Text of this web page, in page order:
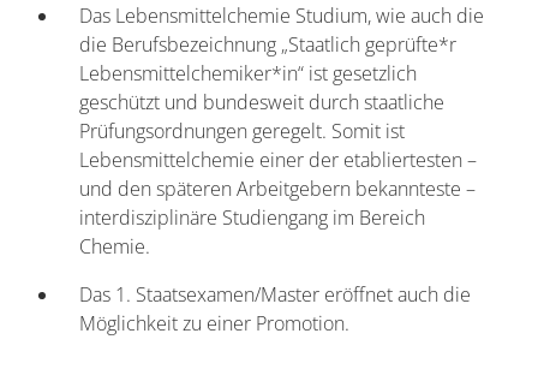
Das Lebensmittelchemie Studium, wie auch die
die Berufsbezeichnung „Staatlich geprüfte*r
Lebensmittelchemiker*in“ ist gesetzlich
geschützt und bundesweit durch staatliche
Prüfungsordnungen geregelt. Somit ist
Lebensmittelchemie einer der etabliertesten –
und den späteren Arbeitgebern bekannteste –
interdisziplinäre Studiengang im Bereich
Chemie.
Das 1. Staatsexamen/Master eröffnet auch die
Möglichkeit zu einer Promotion.